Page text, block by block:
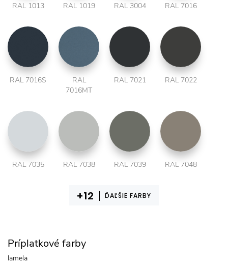
RAL 1013 RAL 1019 RAL 3004 RAL 7016
RAL 7016S
RAL
7016MT
RAL 7021 RAL 7022
RAL 7035 RAL 7038 RAL 7039 RAL 7048
ĎAĽŠIE FARBY
Príplatkové farby
lamela